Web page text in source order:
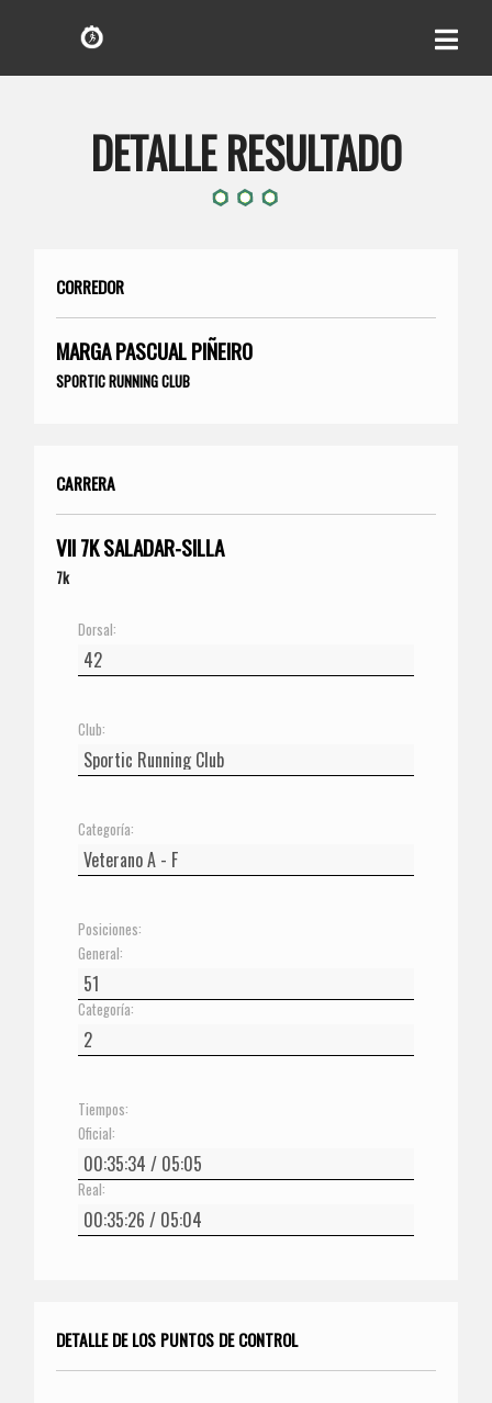
DETALLE RESULTADO
CORREDOR
MARGA PASCUAL PIÑEIRO
SPORTIC RUNNING CLUB
CARRERA
VII 7K SALADAR-SILLA
7k
Dorsal:
Club:
Categoría:
Posiciones:
General:
Categoría:
Tiempos:
Oficial:
Real:
DETALLE DE LOS PUNTOS DE CONTROL